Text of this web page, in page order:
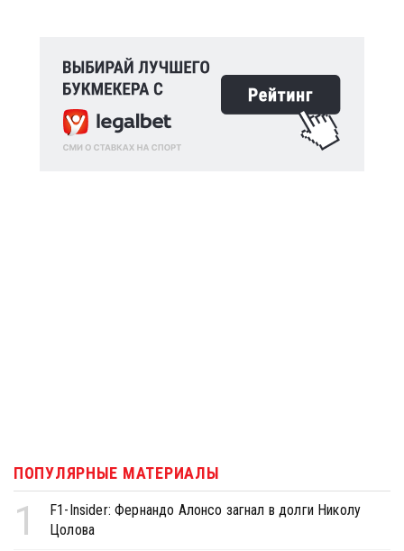
ПОПУЛЯРНЫЕ МАТЕРИАЛЫ
1
F1-Insider: Фернандо Алонсо загнал в долги Николу
Цолова